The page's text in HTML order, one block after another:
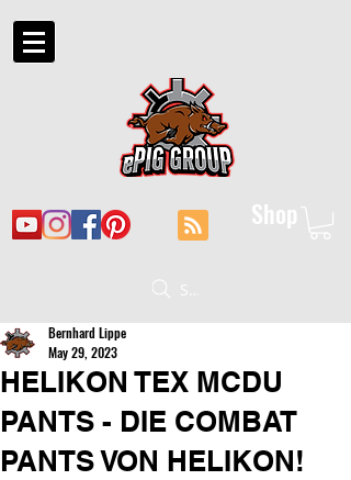
Shop
Suche
HELIKON TEX MCDU
PANTS - DIE COMBAT
PANTS VON HELIKON!
Bernhard Lippe
May 29, 2023